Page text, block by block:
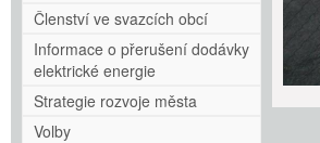
Členství ve svazcích obcí
Informace o přerušení dodávky
elektrické energie
Strategie rozvoje města
Volby